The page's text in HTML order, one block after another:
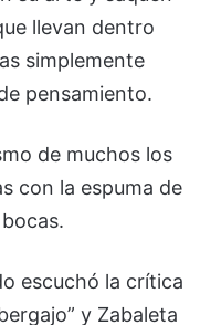
llevan dentro
simplemente
pensamiento.
de muchos los
con la espuma de
escuchó la crítica
y Zabaleta